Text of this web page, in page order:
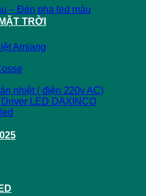
– Đèn pha led màu
TRỜI
Amiang
nhiệt ( điện 220v AC)
LED DAXINCO